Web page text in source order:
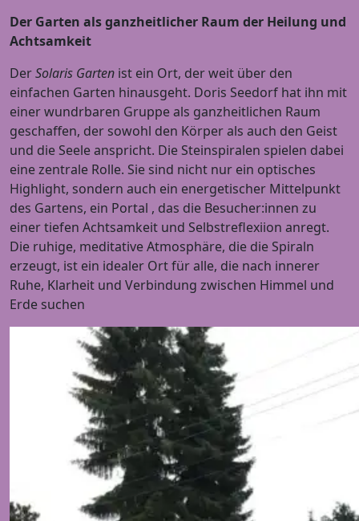
Der Garten als ganzheitlicher Raum der Heilung und
Achtsamkeit
DerSolaris Garten ist ein Ort, der weit über den
einfachen Garten hinausgeht. Doris Seedorf hat ihn mit
einer wundrbaren Gruppe als ganzheitlichen Raum
geschaffen, der sowohl den Körper als auch den Geist
und die Seele anspricht. Die Steinspiralen spielen dabei
eine zentrale Rolle. Sie sind nicht nur ein optisches
Highlight, sondern auch ein energetischer Mittelpunkt
des Gartens, ein Portal , das die Besucher:innen zu
einer tiefen Achtsamkeit und Selbstreflexiion anregt.
Die ruhige, meditative Atmosphäre, die die Spiraln
erzeugt, ist ein idealer Ort für alle, die nach innerer
Ruhe, Klarheit und Verbindung zwischen Himmel und
Erde suchen